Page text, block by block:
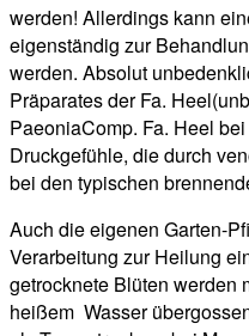
werden! Allerdings kann
eigenständig zur
werden. Absolut
Präparates der Fa.
PaeoniaComp. Fa. Heel
Druckgefühle, die durch
bei den typischen
Auch die eigenen Garten-
Verarbeitung zur Heilung
getrocknete Blüten werden
heißem Wasser